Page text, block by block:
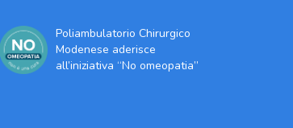
Poliambulatorio Chirurgico
Modenese aderisce
all’iniziativa “No omeopatia”